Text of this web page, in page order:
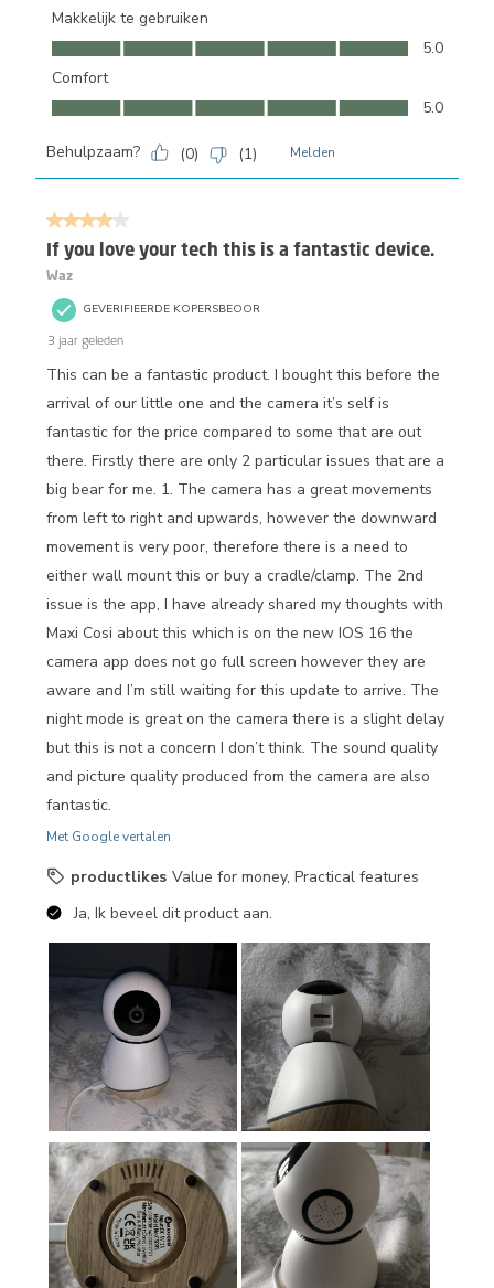
Makkelijk te gebruiken
Makkelijk te gebruiken, 5.0 van 5
5.0
Comfort
Comfort, 5.0 van 5
5.0
Behulpzaam? (0) (1) Melden
4 van 5 sterren.
If you love your tech this is a fantastic device.
Waz
GEVERIFIEERDE KOPERSBEOOR
3 jaar geleden
This can be a fantastic product. I bought this before the
arrival of our little one and the camera it’s self is
fantastic for the price compared to some that are out
there. Firstly there are only 2 particular issues that are a
big bear for me. 1. The camera has a great movements
from left to right and upwards, however the downward
movement is very poor, therefore there is a need to
either wall mount this or buy a cradle/clamp. The 2nd
issue is the app, I have already shared my thoughts with
Maxi Cosi about this which is on the new IOS 16 the
camera app does not go full screen however they are
aware and I’m still waiting for this update to arrive. The
night mode is great on the camera there is a slight delay
but this is not a concern I don’t think. The sound quality
and picture quality produced from the camera are also
fantastic.
Met Google vertalen
productlikes Value for money, Practical features
Ja, Ik beveel dit product aan.